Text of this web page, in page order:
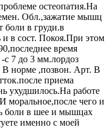
остеопатия.На
Обл.,зажатие мышц
боли в груди.в
и в сост. Покоя.При этом
время
с 7 до 3 мм.лордоз
В норме ,позвон. Арт. В
приема
ухудшилось.На работе
моральное,после чего и
боли в шее и мышцах
именно с моей